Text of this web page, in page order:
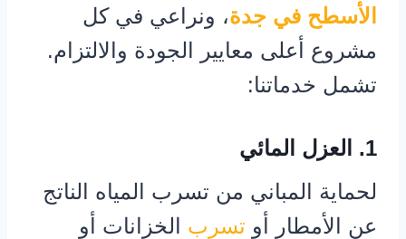
الأسطح في جدة، ونراعي في كل
مشروع أعلى معايير الجودة والالتزام.
تشمل خدماتنا:
1. العزل المائي
لحماية المباني من تسرب المياه الناتج
عن الأمطار أو تسرب الخزانات أو